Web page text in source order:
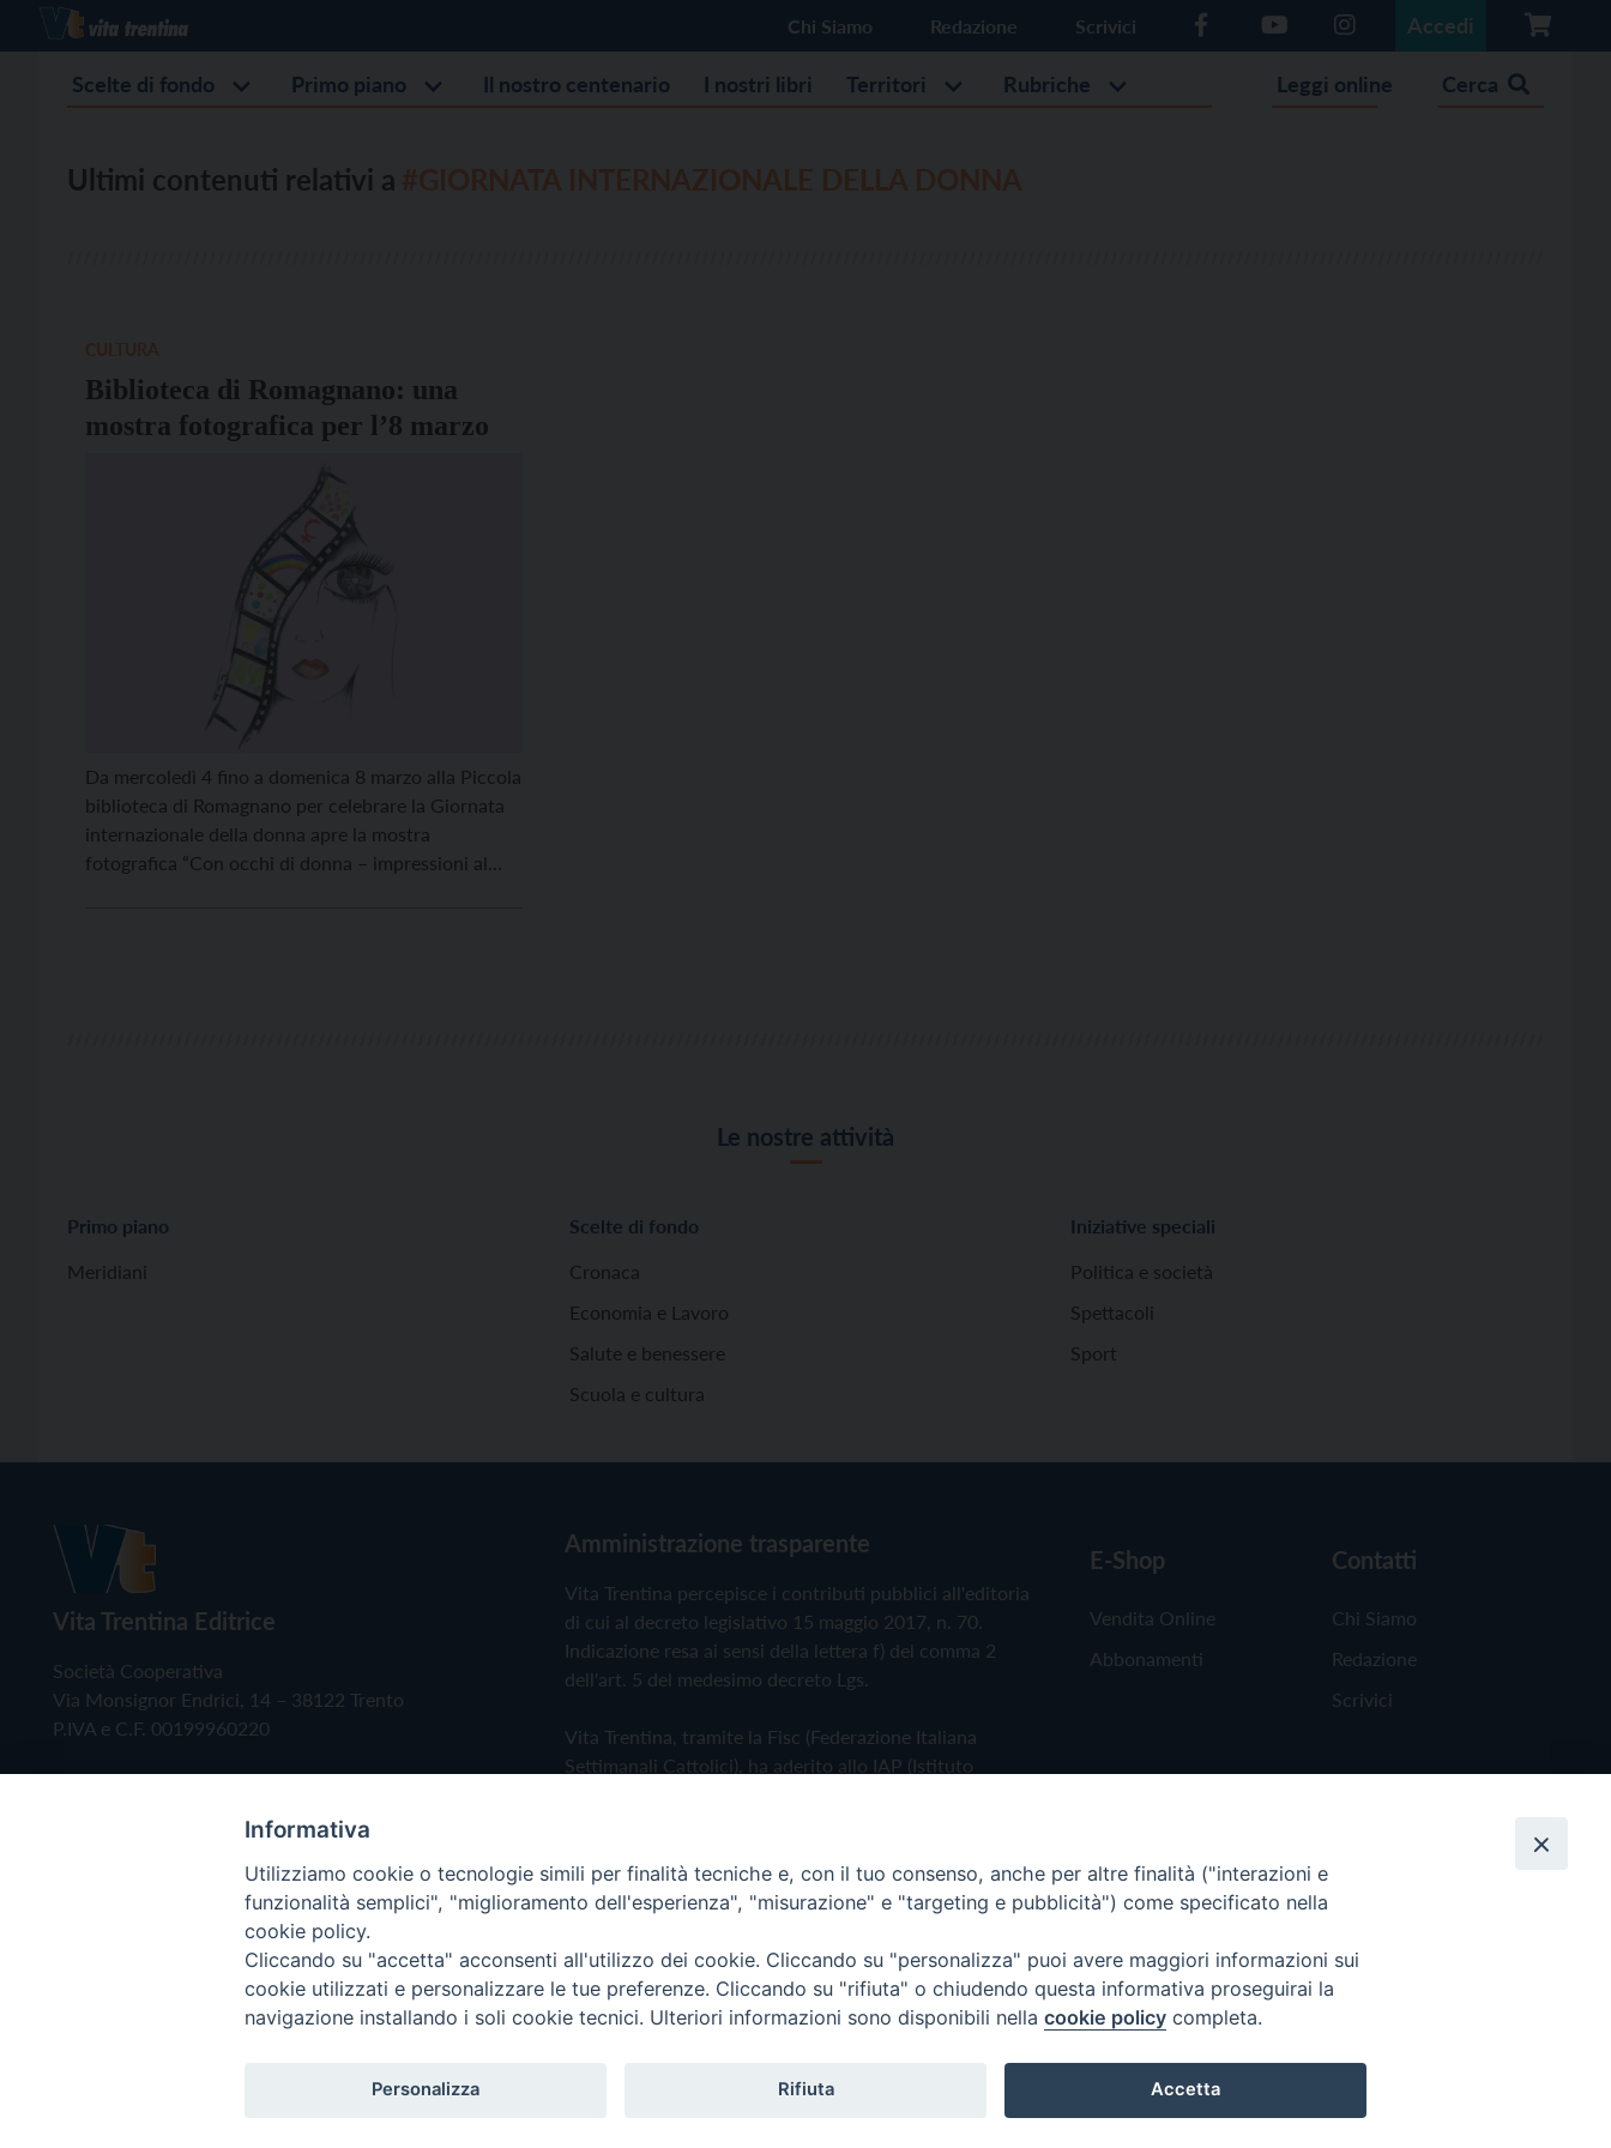
Chi Siamo Redazione Scrivici Accedi
Scelte di fondo Primo piano Il nostro centenario I nostri libri Territori Rubriche Leggi online Cerca
Ultimi contenuti relativi a
Biblioteca di Romagnano: una
mostra fotografica per l’8 marzo
Da mercoledì 4 fino a domenica 8 marzo alla Piccola
biblioteca di Romagnano per celebrare la Giornata
internazionale della donna apre la mostra
fotografica “Con occhi di donna – impressioni al
Le nostre attività
Primo piano
Meridiani
Scelte di fondo
Cronaca
Economia e Lavoro
Salute e benessere
Scuola e cultura
Iniziative speciali
Politica e società
Spettacoli
Sport
Vita Trentina Editrice
Società Cooperativa
Via Monsignor Endrici, 14 – 38122 Trento
P.IVA e C.F. 00199960220
Amministrazione trasparente
Vita Trentina percepisce i contributi pubblici all'editoria
di cui al decreto legislativo 15 maggio 2017, n. 70.
Indicazione resa ai sensi della lettera f) del comma 2
dell'art. 5 del medesimo decreto Lgs.
Vita Trentina, tramite la Fisc (Federazione Italiana
Settimanali Cattolici), ha aderito allo IAP (Istituto
Privacy Policy Cookie Policy
E-Shop
Vendita Online
Abbonamenti
Contatti
Chi Siamo
Redazione
Scrivici
Copyright © 2019 - Tutti i diritti riservati - Vita Trentina Editrice
Informativa
Utilizziamo cookie o tecnologie simili per finalità tecniche e, con il tuo consenso, anche per altre finalità ("interazioni e
funzionalità semplici", "miglioramento dell'esperienza", "misurazione" e "targeting e pubblicità") come specificato nella
cookie policy.
Cliccando su "accetta" acconsenti all'utilizzo dei cookie. Cliccando su "personalizza" puoi avere maggiori informazioni sui
cookie utilizzati e personalizzare le tue preferenze. Cliccando su "rifiuta" o chiudendo questa informativa proseguirai la
navigazione installando i soli cookie tecnici. Ulteriori informazioni sono disponibili nella cookie policy completa.
Personalizza Rifiuta Accetta